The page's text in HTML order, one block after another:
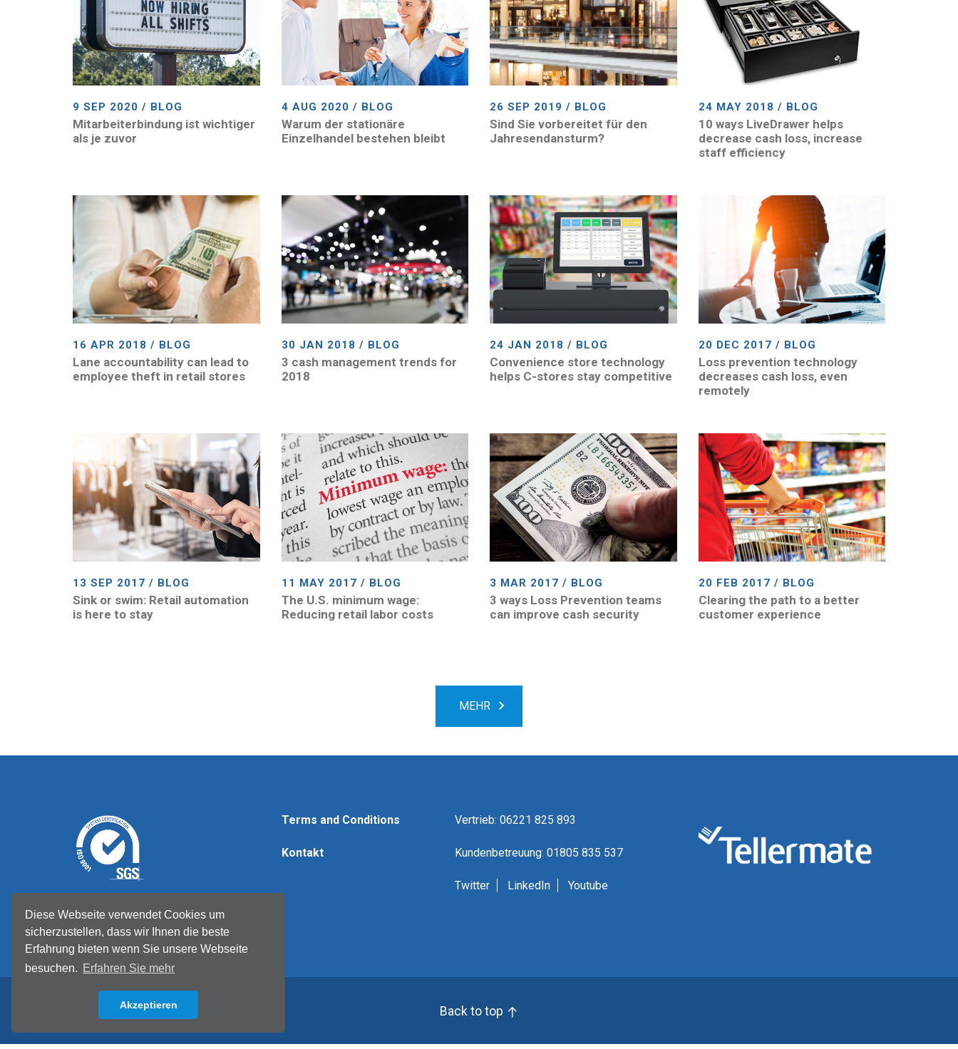
Diese Webseite verwendet Cookies um
sicherzustellen, dass wir Ihnen die beste
Erfahrung bieten wenn Sie unsere Webseite
besuchen. Erfahren Sie mehr
Akzeptieren
9 SEP 2020 / BLOG
Mitarbeiterbindung ist wichtiger
als je zuvor
4 AUG 2020 / BLOG
Warum der stationäre
Einzelhandel bestehen bleibt
26 SEP 2019 / BLOG
Sind Sie vorbereitet für den
Jahresendansturm?
24 MAY 2018 / BLOG
10 ways LiveDrawer helps
decrease cash loss, increase
staff efficiency
16 APR 2018 / BLOG
Lane accountability can lead to
employee theft in retail stores
30 JAN 2018 / BLOG
3 cash management trends for
2018
24 JAN 2018 / BLOG
Convenience store technology
helps C-stores stay competitive
20 DEC 2017 / BLOG
Loss prevention technology
decreases cash loss, even
remotely
13 SEP 2017 / BLOG
Sink or swim: Retail automation
is here to stay
11 MAY 2017 / BLOG
The U.S. minimum wage:
Reducing retail labor costs
3 MAR 2017 / BLOG
3 ways Loss Prevention teams
can improve cash security
20 FEB 2017 / BLOG
Clearing the path to a better
customer experience
MEHR
© Tellermate 2026
Terms and Conditions
Kontakt
Vertrieb: 06221 825 893
Kundenbetreuung: 01805 835 537
Twitter LinkedIn Youtube
Back to top